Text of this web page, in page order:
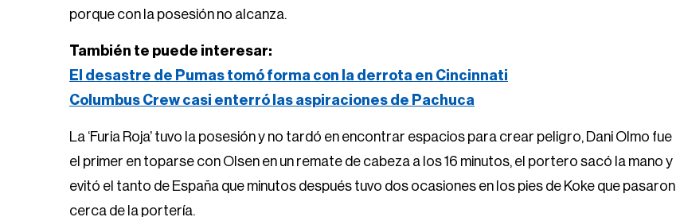
porque con la posesión no alcanza.
También te puede interesar:
El desastre de Pumas tomó forma con la derrota en Cincinnati
Columbus Crew casi enterró las aspiraciones de Pachuca
La ‘Furia Roja’ tuvo la posesión y no tardó en encontrar espacios para crear peligro, Dani Olmo fue
el primer en toparse con Olsen en un remate de cabeza a los 16 minutos, el portero sacó la mano y
evitó el tanto de España que minutos después tuvo dos ocasiones en los pies de Koke que pasaron
cerca de la portería.